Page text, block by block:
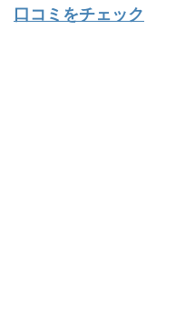
口コミをチェック